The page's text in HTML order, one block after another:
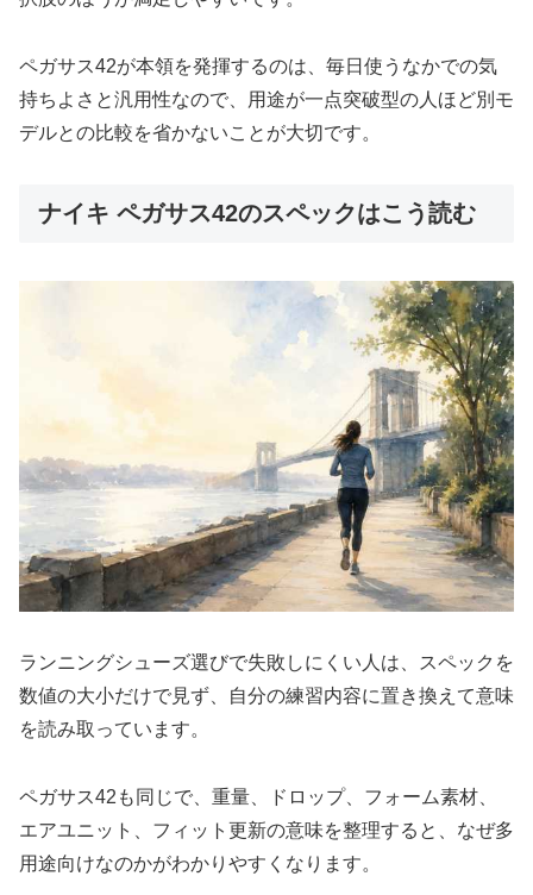
ペガサス42が本領を発揮するのは、毎日使うなかでの気
持ちよさと汎用性なので、用途が一点突破型の人ほど別モ
デルとの比較を省かないことが大切です。
ナイキ ペガサス42のスペックはこう読む
ランニングシューズ選びで失敗しにくい人は、スペックを
数値の大小だけで見ず、自分の練習内容に置き換えて意味
を読み取っています。
ペガサス42も同じで、重量、ドロップ、フォーム素材、
エアユニット、フィット更新の意味を整理すると、なぜ多
用途向けなのかがわかりやすくなります。